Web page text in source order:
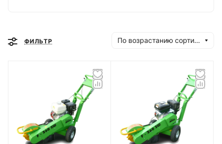
ФИЛЬТР По возрастанию сортировки